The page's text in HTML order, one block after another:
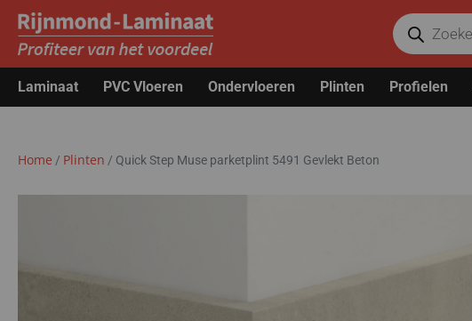
Laminaat PVC Vloeren Ondervloeren Plinten Profielen
Home / Plinten / Quick Step Muse parketplint 5491 Gevlekt Beton